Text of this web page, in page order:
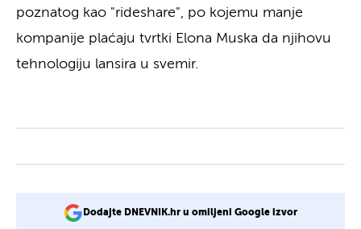
poznatog kao "rideshare", po kojemu manje
kompanije plaćaju tvrtki Elona Muska da njihovu
tehnologiju lansira u svemir.
Dodajte DNEVNIK.hr u omiljeni Google izvor